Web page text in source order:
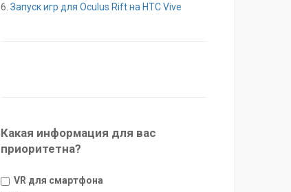
6. Запуск игр для Oculus Rift на HTC Vive
Какая информация для вас
приоритетна?
VR для смартфона